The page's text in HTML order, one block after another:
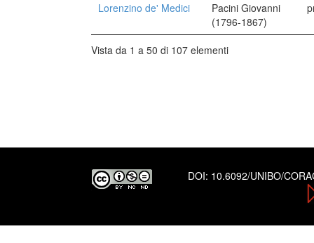
Lorenzino de' Medici
Pacini Giovanni
(1796-1867)
Vista da 1 a 50 di 107 elementi
DOI: 10.6092/UNIBO/